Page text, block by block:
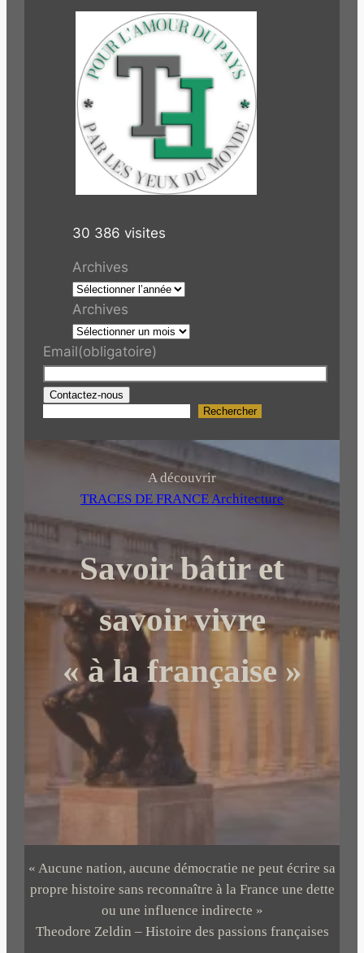
30 386 visites
Archives
Archives
Email(obligatoire)
Contactez-nous
R
r
h
r
Rechercher
A découvrir
TRACES DE FRANCE Architecture
Savoir bâtir et
savoir vivre
« à la française »
« Aucune nation, aucune démocratie ne peut écrire sa
propre histoire sans reconnaître à la France une dette
ou une influence indirecte »
Theodore Zeldin – Histoire des passions françaises